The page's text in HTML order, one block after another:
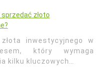
złoto
inwestycyjnego w
który wymaga
kilku kluczowych…